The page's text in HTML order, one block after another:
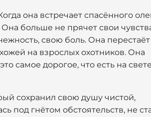
она встречает спасённого
больше не прячет свои
свою боль. Она перестаёт
на взрослых охотников. Она
самое дорогое, что есть на
сохранил свою душу чистой,
под гнётом обстоятельств, не